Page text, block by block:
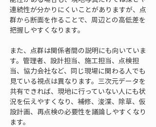
連続性が分かりにくいことがありますが、点
群から断面を作ることで、周辺との高低差を
把握しやすくなります。
また、点群は関係者間の説明にも向いていま
す。管理者、設計担当、施工担当、点検担
当、協力会社など、同じ現場に関わる人でも
見ている視点は異なります。三次元データを
共有できれば、現地に行っていない人にも状
況を伝えやすくなり、補修、浚渫、除草、仮
設計画、再点検の必要性を議論しやすくなり
ます。